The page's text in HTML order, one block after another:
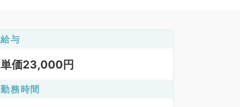
給与
単価23,000円
勤務時間